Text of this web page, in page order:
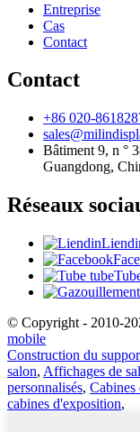
Entreprise
Cas
Contact
Contact
+86 020-
Bâtiment 9, n °
Guangdong,
Réseaux
© Copyright - 2010-
mobile
Construction du
salon, Affichages de
personnalisés, Cabines
cabines d'exposition,